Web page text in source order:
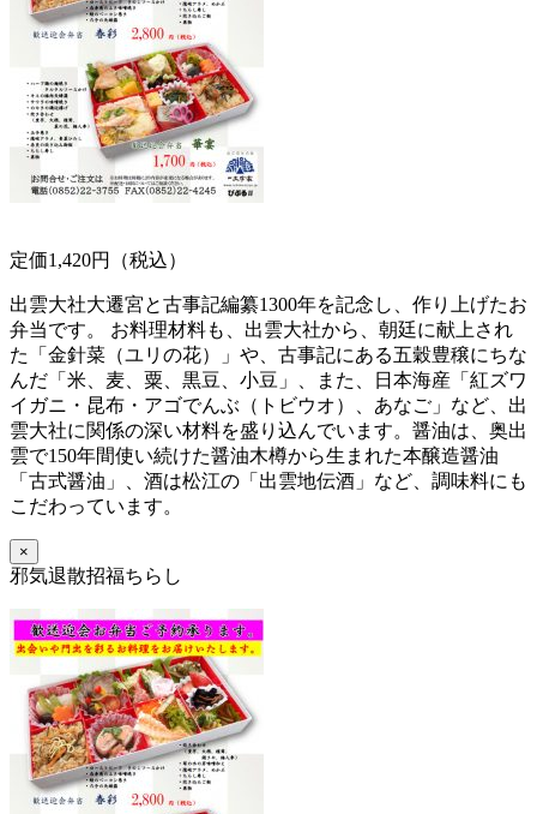
定価1,420円（税込）
出雲大社大遷宮と古事記編纂1300年を記念し、作り上げたお
弁当です。 お料理材料も、出雲大社から、朝廷に献上され
た「金針菜（ユリの花）」や、古事記にある五穀豊穣にちな
んだ「米、麦、粟、黒豆、小豆」、また、日本海産「紅ズワ
イガニ・昆布・アゴでんぶ（トビウオ）、あなご」など、出
雲大社に関係の深い材料を盛り込んでいます。醤油は、奥出
雲で150年間使い続けた醤油木樽から生まれた本醸造醤油
「古式醤油」、酒は松江の「出雲地伝酒」など、調味料にも
こだわっています。
×
邪気退散招福ちらし